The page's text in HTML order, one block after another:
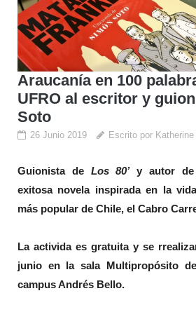
Araucanía en 100
UFRO al escritor y
Soto
26 Junio 2019 Escrito por Katherine
Guionista deLos 80’y autor
exitosa novela inspirada en la
más popular de Chile, el Cabro
La activida es gratuita y se
junio en la sala Multipropósito
campus Andrés Bello.